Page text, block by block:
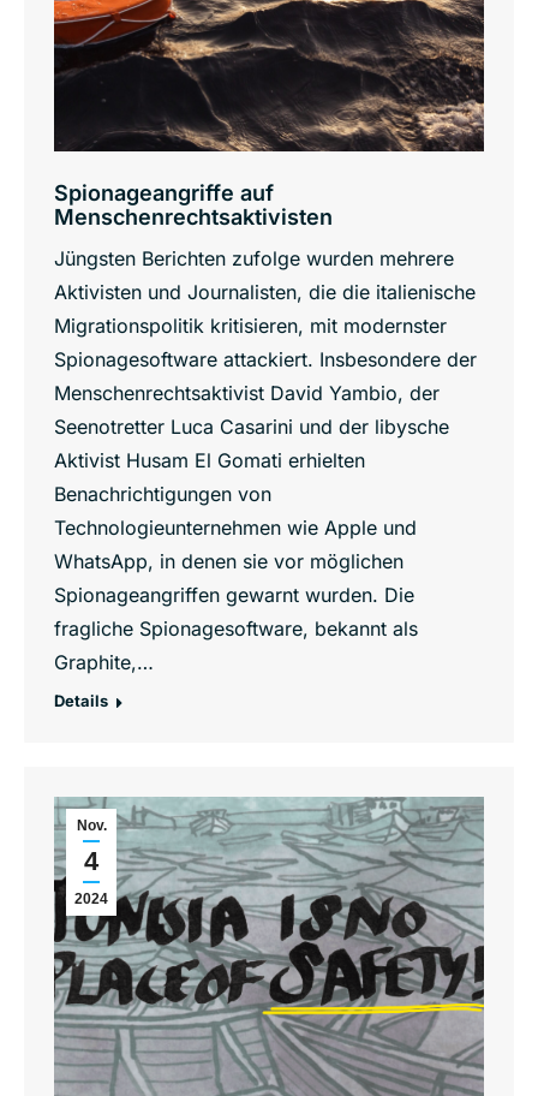
Spionageangriffe auf
Menschenrechtsaktivisten
Jüngsten Berichten zufolge wurden mehrere
Aktivisten und Journalisten, die die italienische
Migrationspolitik kritisieren, mit modernster
Spionagesoftware attackiert. Insbesondere der
Menschenrechtsaktivist David Yambio, der
Seenotretter Luca Casarini und der libysche
Aktivist Husam El Gomati erhielten
Benachrichtigungen von
Technologieunternehmen wie Apple und
WhatsApp, in denen sie vor möglichen
Spionageangriffen gewarnt wurden. Die
fragliche Spionagesoftware, bekannt als
Graphite,…
Details
Nov.
4
2024